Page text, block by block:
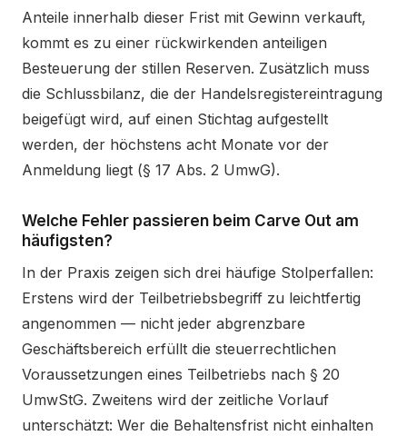
Anteile innerhalb dieser Frist mit Gewinn verkauft,
kommt es zu einer rückwirkenden anteiligen
Besteuerung der stillen Reserven. Zusätzlich muss
die Schlussbilanz, die der Handelsregistereintragung
beigefügt wird, auf einen Stichtag aufgestellt
werden, der höchstens acht Monate vor der
Anmeldung liegt (§ 17 Abs. 2 UmwG).
Welche Fehler passieren beim Carve Out am
häufigsten?
In der Praxis zeigen sich drei häufige Stolperfallen:
Erstens wird der Teilbetriebsbegriff zu leichtfertig
angenommen — nicht jeder abgrenzbare
Geschäftsbereich erfüllt die steuerrechtlichen
Voraussetzungen eines Teilbetriebs nach § 20
UmwStG. Zweitens wird der zeitliche Vorlauf
unterschätzt: Wer die Behaltensfrist nicht einhalten